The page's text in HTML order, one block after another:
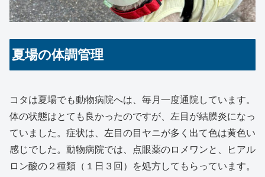
夏場の体調管理
コタは夏場でも動物病院へは、毎月一度通院しています。
体の状態はとても良かったのですが、左目が結膜炎になっ
ていました。症状は、左目の目ヤニが多く出て色は黄色い
感じでした。動物病院では、点眼薬のロメワンと、ヒアル
ロン酸の２種類（１日３回）を処方してもらっています。